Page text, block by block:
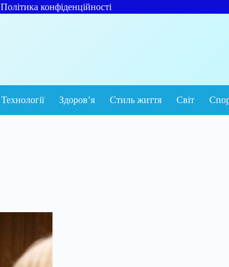
Політика конфіденційності
Технології Здоров’я Стиль життя Світ